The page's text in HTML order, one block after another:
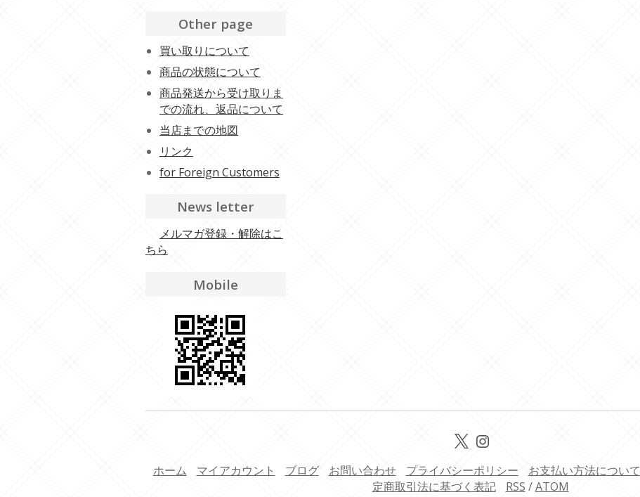
Other page
買い取りについて
商品の状態について
商品発送から受け取りま
での流れ、返品について
当店までの地図
リンク
for Foreign Customers
News letter
メルマガ登録・解除はこ
ちら
Mobile
ホーム マイアカウント ブログ お問い合わせ プライバシーポリシー お支払い方法について
定商取引法に基づく表記
RSS /ATOM